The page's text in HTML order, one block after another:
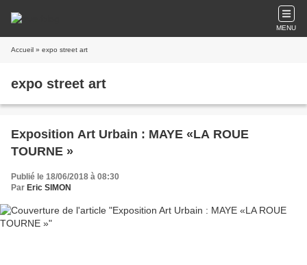
MENU
Accueil » expo street art
expo street art
Exposition Art Urbain : MAYE «LA ROUE
TOURNE »
Publié le 18/06/2018 à 08:30
Par Eric SIMON